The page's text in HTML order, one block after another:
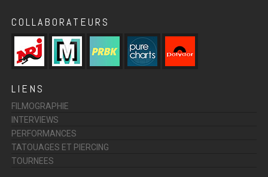
COLLABORATEURS
LIENS
FILMOGRAPHIE
INTERVIEWS
PERFORMANCES
TATOUAGES ET PIERCING
TOURNEES